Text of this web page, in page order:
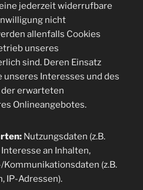
jederzeit widerrufbare
nicht
allenfalls Cookies
unseres
sind. Deren Einsatz
Interesses und des
erwarteten
Onlineangebotes.
Nutzungsdaten (z.B.
an Inhalten,
(z.B.
IP-Adressen).